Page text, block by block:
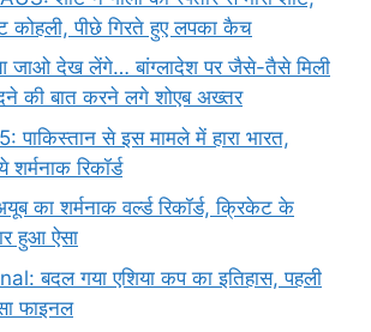
कोहली, पीछे गिरते हुए लपका कैच
देख लेंगे… बांग्लादेश पर जैसे-तैसे मिली
की बात करने लगे शोएब अख्तर
से इस मामले में हारा भारत,
रिकॉर्ड
का शर्मनाक वर्ल्ड रिकॉर्ड, क्रिकेट के
हुआ ऐसा
बदल गया एशिया कप का इतिहास, पहली
फाइनल